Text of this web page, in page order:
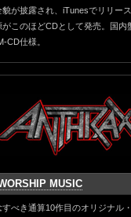
貌が披露され、iTunesでリリー
がこのほどCDとして発売。国内
CD仕様。
MUSIC
すべき通算10作目のオリジナル